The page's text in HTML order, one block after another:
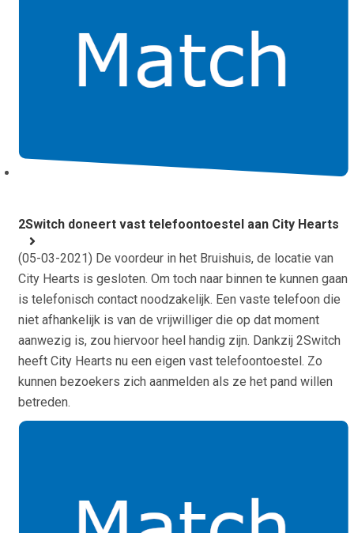
2Switch doneert vast telefoontoestel aan City Hearts
(05-03-2021) De voordeur in het Bruishuis, de locatie van
City Hearts is gesloten. Om toch naar binnen te kunnen gaan
is telefonisch contact noodzakelijk. Een vaste telefoon die
niet afhankelijk is van de vrijwilliger die op dat moment
aanwezig is, zou hiervoor heel handig zijn. Dankzij 2Switch
heeft City Hearts nu een eigen vast telefoontoestel. Zo
kunnen bezoekers zich aanmelden als ze het pand willen
betreden.